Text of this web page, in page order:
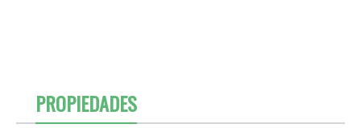
PROPIEDADES